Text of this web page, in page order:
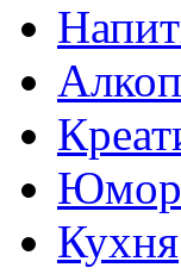
Юмор
Кухня